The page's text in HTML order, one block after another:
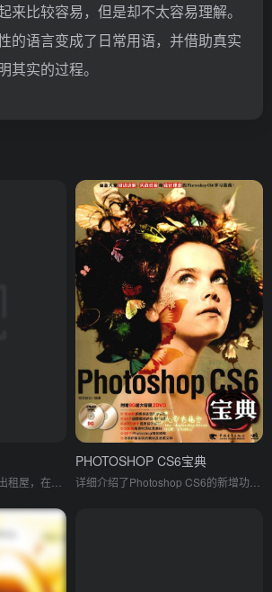
来比较容易，但是却不太容易理解。
的语言变成了日常用语，并借助真实
其实的过程。
PHOTOSHOP CS6宝典